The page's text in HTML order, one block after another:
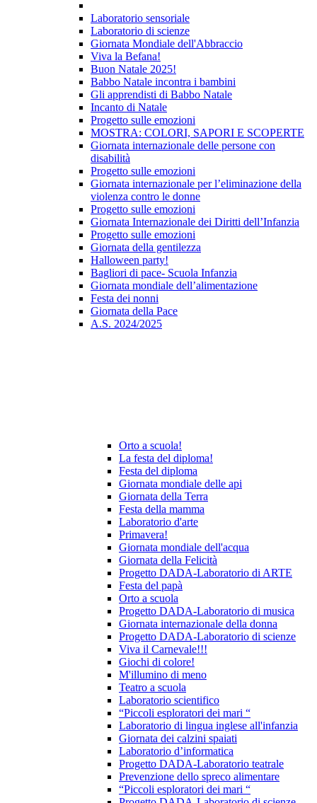
Laboratorio sensoriale
Laboratorio di scienze
Giornata Mondiale dell'Abbraccio
Viva la Befana!
Buon Natale 2025!
Babbo Natale incontra i bambini
Gli apprendisti di Babbo Natale
Incanto di Natale
Progetto sulle emozioni
MOSTRA: COLORI, SAPORI E SCOPERTE
Giornata internazionale delle persone con
disabilità
Progetto sulle emozioni
Giornata internazionale per l’eliminazione della
violenza contro le donne
Progetto sulle emozioni
Giornata Internazionale dei Diritti dell’Infanzia
Progetto sulle emozioni
Giornata della gentilezza
Halloween party!
Bagliori di pace- Scuola Infanzia
Giornata mondiale dell’alimentazione
Festa dei nonni
Giornata della Pace
A.S. 2024/2025
Orto a scuola!
La festa del diploma!
Festa del diploma
Giornata mondiale delle api
Giornata della Terra
Festa della mamma
Laboratorio d'arte
Primavera!
Giornata mondiale dell'acqua
Giornata della Felicità
Progetto DADA-Laboratorio di ARTE
Festa del papà
Orto a scuola
Progetto DADA-Laboratorio di musica
Giornata internazionale della donna
Progetto DADA-Laboratorio di scienze
Viva il Carnevale!!!
Giochi di colore!
M'illumino di meno
Teatro a scuola
Laboratorio scientifico
“Piccoli esploratori dei mari “
Laboratorio di lingua inglese all'infanzia
Giornata dei calzini spaiati
Laboratorio d’informatica
Progetto DADA-Laboratorio teatrale
Prevenzione dello spreco alimentare
“Piccoli esploratori dei mari “